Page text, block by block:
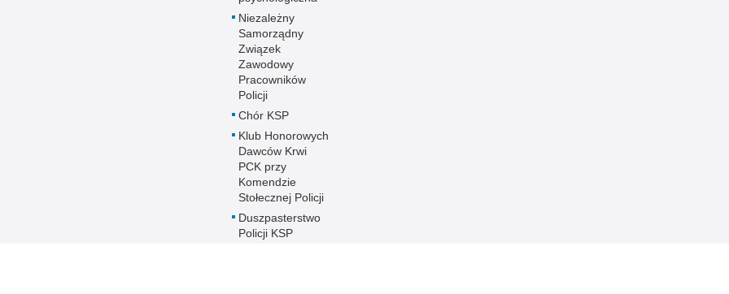
Niezależny
Samorządny
Związek
Zawodowy
Pracowników
Policji
Chór KSP
Klub Honorowych
Dawców Krwi
PCK przy
Komendzie
Stołecznej Policji
Duszpasterstwo
Policji KSP